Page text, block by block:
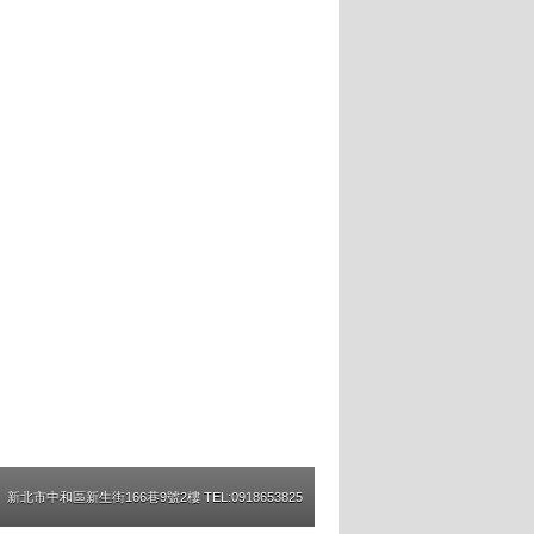
新北市中和區新生街166巷9號2樓 TEL:0918653825